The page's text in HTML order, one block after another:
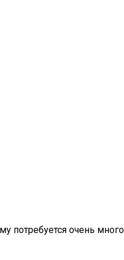
потребуется очень много